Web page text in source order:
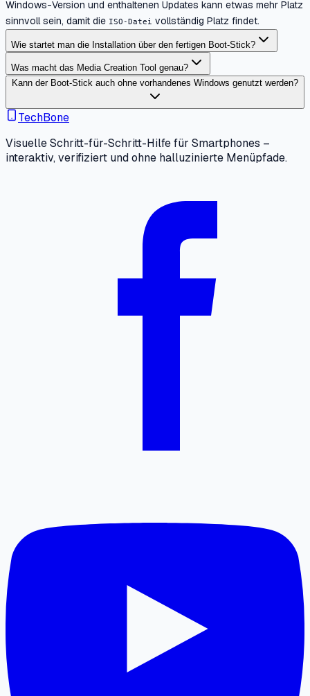
Windows-Version und enthaltenen Updates kann etwas mehr Platz
sinnvoll sein, damit die ISO-Datei vollständig Platz findet.
Wie startet man die Installation über den fertigen Boot-Stick?
Was macht das Media Creation Tool genau?
Kann der Boot-Stick auch ohne vorhandenes Windows genutzt werden?
TechBone
Visuelle Schritt-für-Schritt-Hilfe für Smartphones –
interaktiv, verifiziert und ohne halluzinierte Menüpfade.